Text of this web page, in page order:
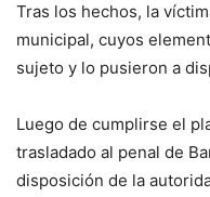
Tras los hechos, la
municipal, cuyos
sujeto y lo pusieron a
Luego de cumplirse el
trasladado al penal de
disposición de la